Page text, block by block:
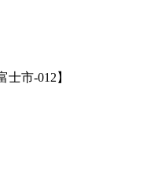
市-012】